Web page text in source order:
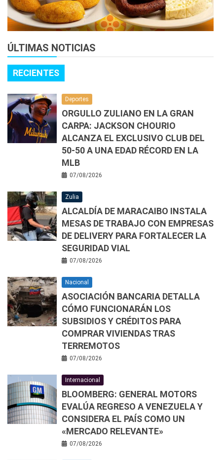
ÚLTIMAS NOTICIAS
RECIENTES
Deportes
ORGULLO ZULIANO EN LA GRAN
CARPA: JACKSON CHOURIO
ALCANZA EL EXCLUSIVO CLUB DEL
50-50 A UNA EDAD RÉCORD EN LA
MLB
07/08/2026
Zulia
ALCALDÍA DE MARACAIBO INSTALA
MESAS DE TRABAJO CON EMPRESAS
DE DELIVERY PARA FORTALECER LA
SEGURIDAD VIAL
07/08/2026
Nacional
ASOCIACIÓN BANCARIA DETALLA
CÓMO FUNCIONARÁN LOS
SUBSIDIOS Y CRÉDITOS PARA
COMPRAR VIVIENDAS TRAS
TERREMOTOS
07/08/2026
Internacional
BLOOMBERG: GENERAL MOTORS
EVALÚA REGRESO A VENEZUELA Y
CONSIDERA EL PAÍS COMO UN
«MERCADO RELEVANTE»
07/08/2026